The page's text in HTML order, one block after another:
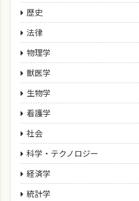
歴史
法律
物理学
獣医学
生物学
看護学
社会
科学・テクノロジー
経済学
統計学